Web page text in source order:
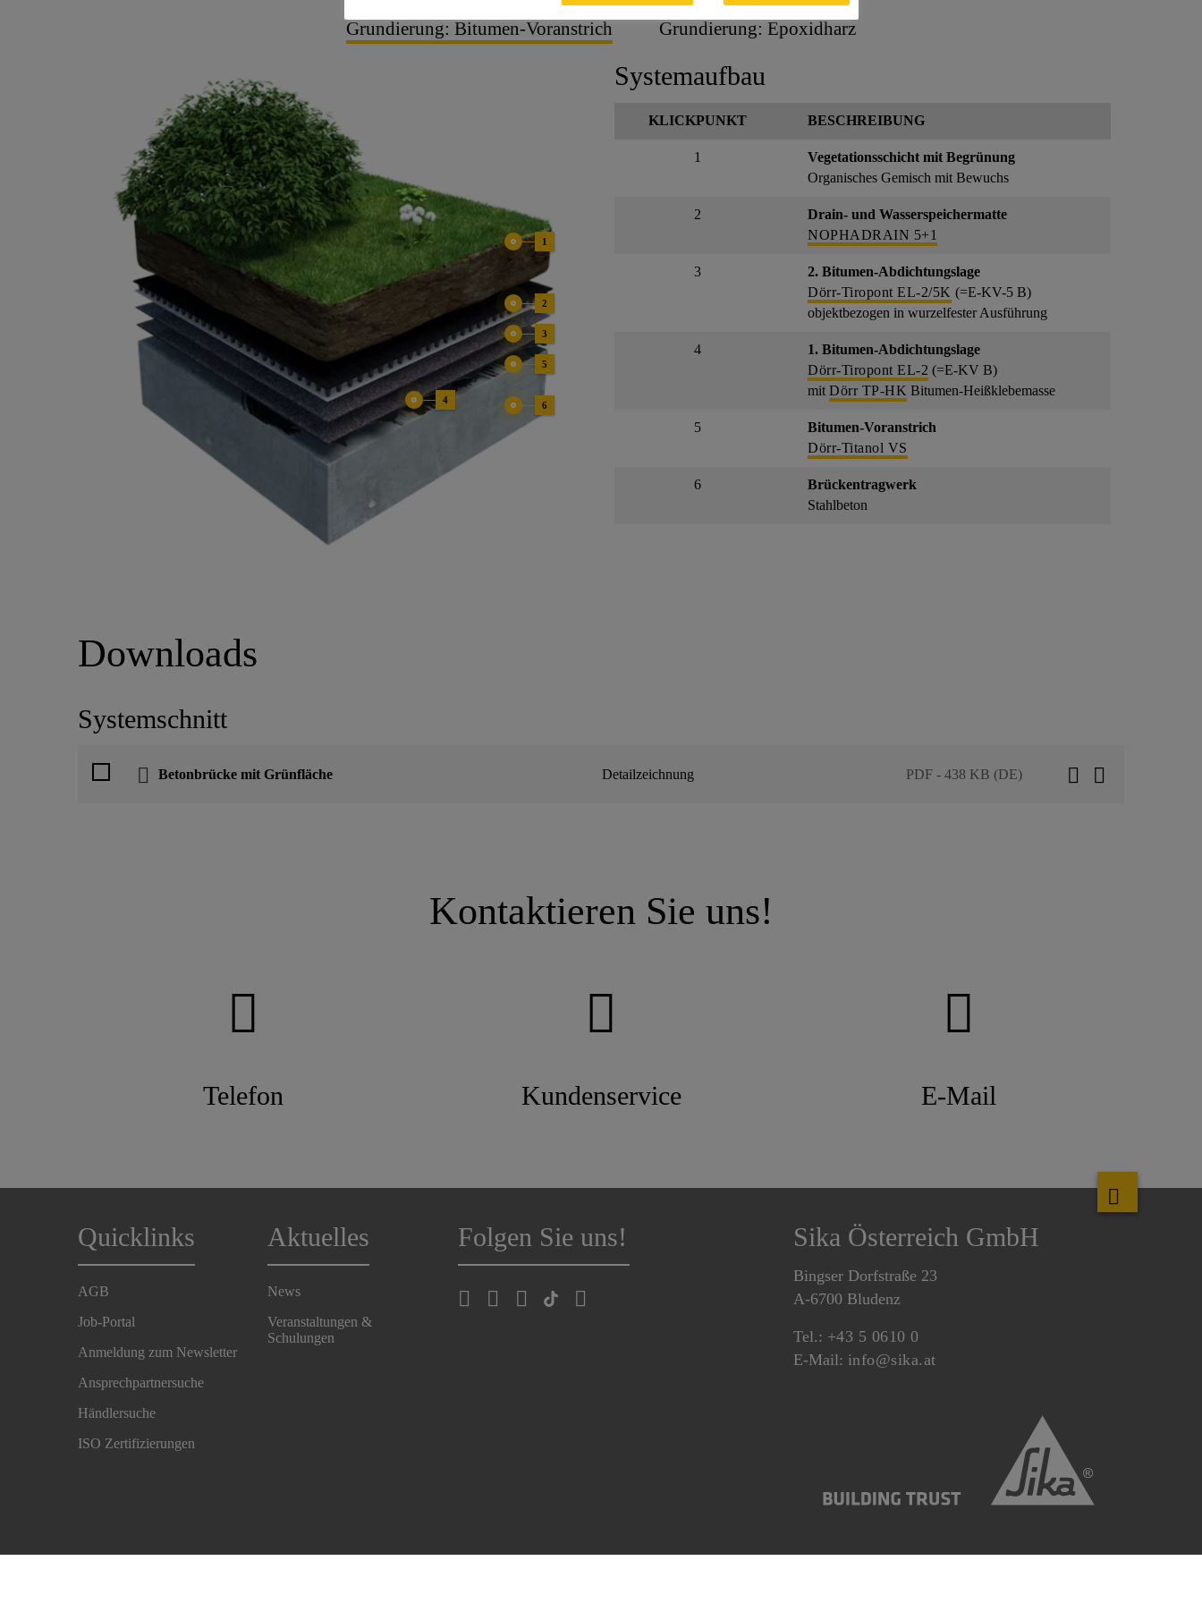
Grundierung: Bitumen-Voranstrich Grundierung: Epoxidharz
1
2
3
4
5
6
Systemaufbau
KLICKPUNKT BESCHREIBUNG
1
Vegetationsschicht mit Begrünung
Organisches Gemisch mit Bewuchs
2
Drain- und Wasserspeichermatte
NOPHADRAIN 5+1
3
2. Bitumen-Abdichtungslage
Dörr-Tiropont EL-2/5K (=E-KV-5 B)
objektbezogen in wurzelfester Ausführung
4
1. Bitumen-Abdichtungslage
Dörr-Tiropont EL-2 (=E-KV B)
mit Dörr TP-HK Bitumen-Heißklebemasse
5
Bitumen-Voranstrich
Dörr-Titanol VS
6
Brückentragwerk
Stahlbeton
Downloads
Systemschnitt
Betonbrücke mit Grünfläche Detailzeichnung PDF - 438 KB (DE)
Kontaktieren Sie uns!
Telefon Kundenservice E-Mail
Quicklinks
AGB
Job-Portal
Anmeldung zum Newsletter
Ansprechpartnersuche
Händlersuche
ISO Zertifizierungen
Aktuelles
News
Veranstaltungen &
Schulungen
Folgen Sie uns! Sika Österreich GmbH
Bingser Dorfstraße 23
A-6700 Bludenz
Tel.: +43 5 0610 0
E-Mail: info@sika.at